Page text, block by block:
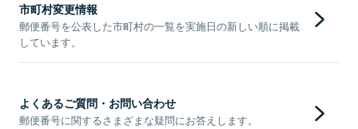
市町村変更情報
郵便番号を公表した市町村の一覧を実施日の新しい順に掲載
しています。
よくあるご質問・お問い合わせ
郵便番号に関するさまざまな疑問にお答えします。